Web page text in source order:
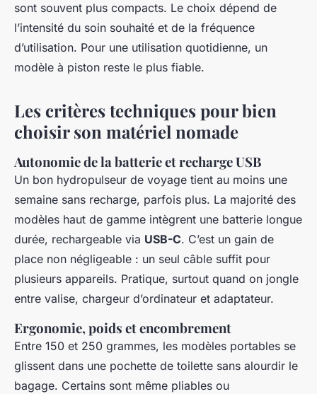
sont souvent plus compacts. Le choix dépend de
l’intensité du soin souhaité et de la fréquence
d’utilisation. Pour une utilisation quotidienne, un
modèle à piston reste le plus fiable.
Les critères techniques pour bien
choisir son matériel nomade
Autonomie de la batterie et recharge USB
Un bon hydropulseur de voyage tient au moins une
semaine sans recharge, parfois plus. La majorité des
modèles haut de gamme intègrent une batterie longue
durée, rechargeable via USB-C. C’est un gain de
place non négligeable : un seul câble suffit pour
plusieurs appareils. Pratique, surtout quand on jongle
entre valise, chargeur d’ordinateur et adaptateur.
Ergonomie, poids et encombrement
Entre 150 et 250 grammes, les modèles portables se
glissent dans une pochette de toilette sans alourdir le
bagage. Certains sont même pliables ou